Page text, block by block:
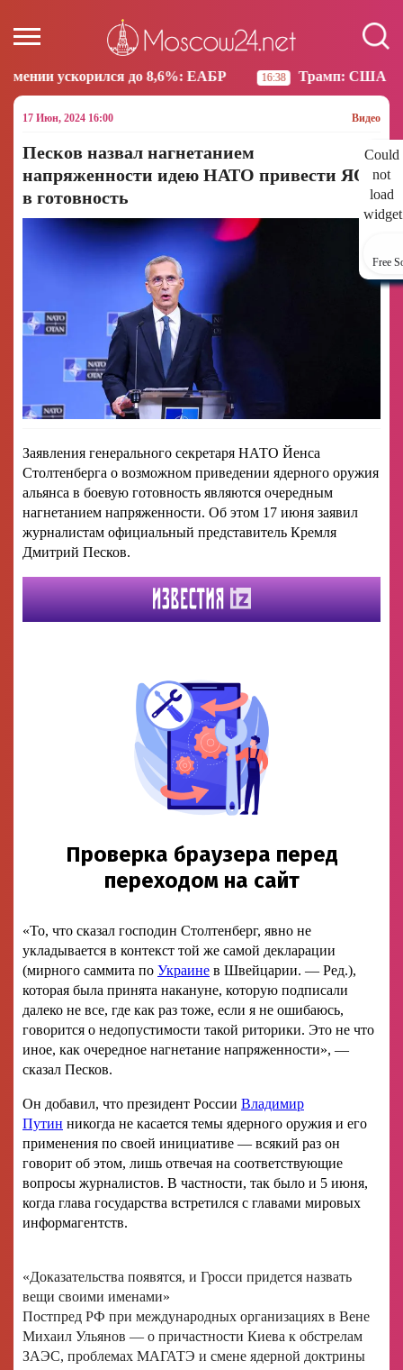
до 8,6%: ЕАБР 16:38 Трамп: США больше не намерены
17 Июн, 2024 16:00 Видео
Could
not
load
Free
Песков назвал нагнетанием
напряженности идею НАТО привести ЯО
в готовность
Заявления генерального секретаря НАТО Йенса
Столтенберга о возможном приведении ядерного оружия
альянса в боевую готовность являются очередным
нагнетанием напряженности. Об этом 17 июня заявил
журналистам официальный представитель Кремля
Дмитрий Песков.
«То, что сказал господин Столтенберг, явно не
укладывается в контекст той же самой декларации
(мирного саммита по Украине в Швейцарии. — Ред.),
которая была принята накануне, которую подписали
далеко не все, где как раз тоже, если я не ошибаюсь,
говорится о недопустимости такой риторики. Это не что
иное, как очередное нагнетание напряженности», —
сказал Песков.
Он добавил, что президент России Владимир
Путин никогда не касается темы ядерного оружия и его
применения по своей инициативе — всякий раз он
говорит об этом, лишь отвечая на соответствующие
вопросы журналистов. В частности, так было и 5 июня,
когда глава государства встретился с главами мировых
информагентств.
«Доказательства появятся, и Гросси придется назвать
вещи своими именами»
Постпред РФ при международных организациях в Вене
Михаил Ульянов — о причастности Киева к обстрелам
ЗАЭС, проблемах МАГАТЭ и смене ядерной доктрины